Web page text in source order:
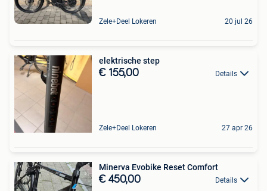
Zele+Deel Lokeren 20 jul 26
elektrische step
€ 155,00 Details
Zele+Deel Lokeren 27 apr 26
Minerva Evobike Reset Comfort
€ 450,00 Details